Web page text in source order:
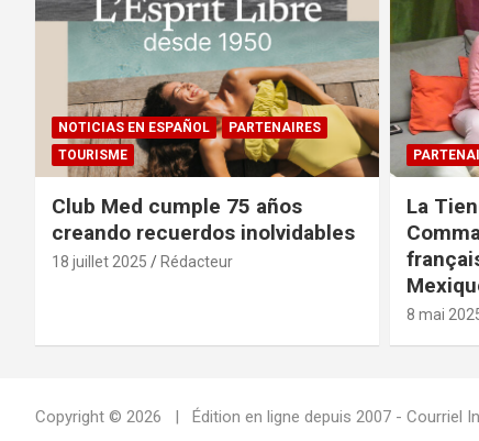
NOTICIAS EN ESPAÑOL
PARTENAIRES
TOURISME
Club Med cumple 75 años
creando recuerdos inolvidables
18 juillet 2025 Rédacteur
La
8 mai
Copyright © 2026 Édition en ligne depuis 2007 - Courriel